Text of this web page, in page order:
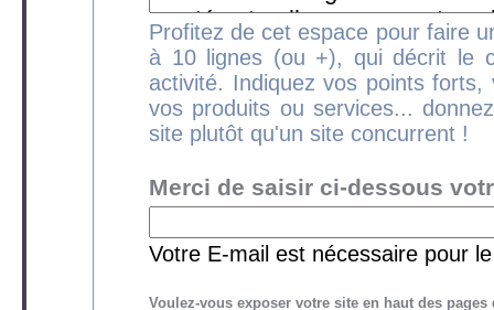
Profitez de cet espace pour faire
à 10 lignes (ou +), qui décrit le
activité. Indiquez vos points
vos produits ou services...
site plutôt qu'un site concurrent !
Merci de saisir ci-dessous
Votre E-mail est nécessaire pour
Voulez-vous exposer votre site en haut des pages